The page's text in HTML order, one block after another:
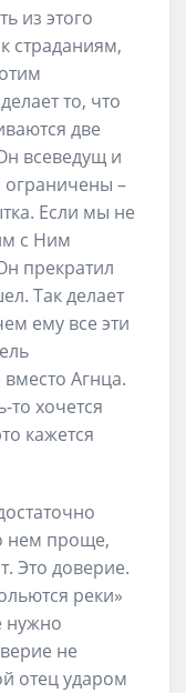
из этого
страданиям,
то, что
две
всеведущ и
ограничены –
Если мы не
с Ним
прекратил
Так делает
ему все эти
вместо Агнца.
хочется
кажется
нем проще,
Это доверие.
реки»
нужно
не
отец ударом